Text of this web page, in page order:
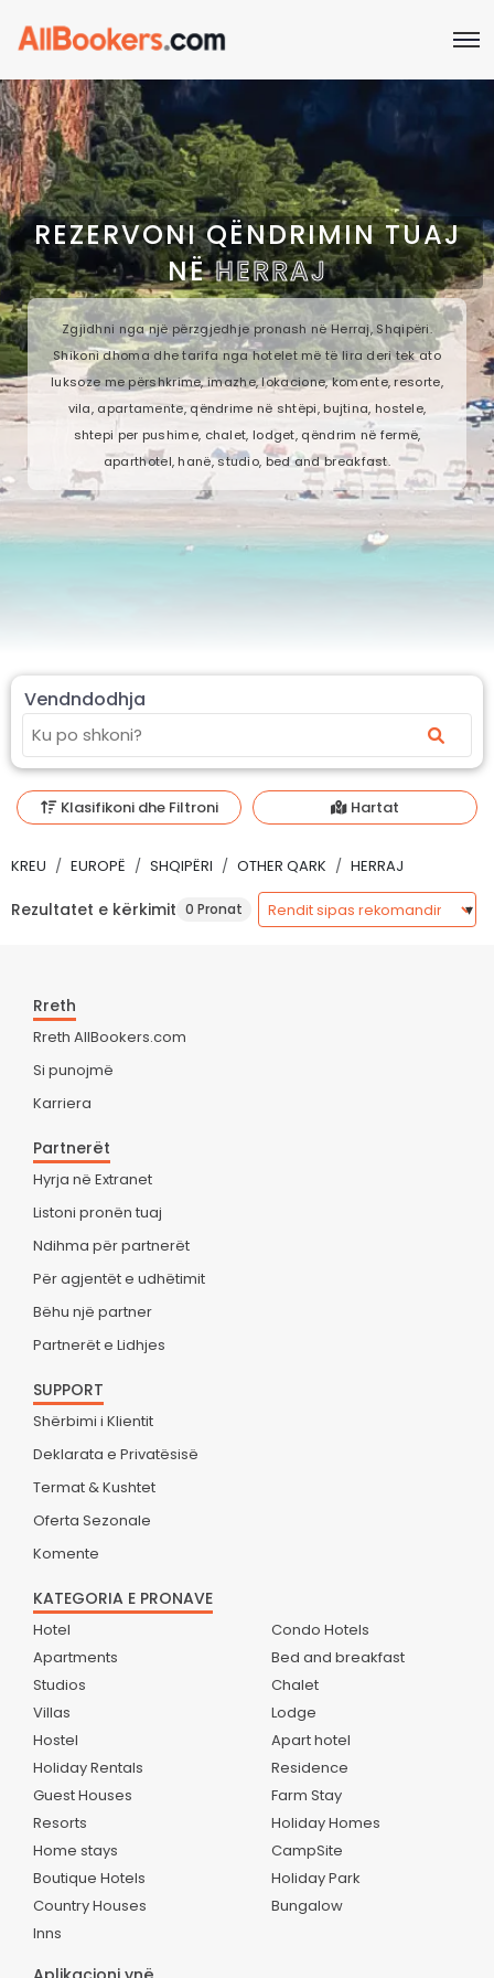
REZERVONI QËNDRIMIN TUAJ
NËHERRAJ
Zgjidhni nga një përzgjedhje pronash në Herraj, Shqipëri.
Shikoni dhoma dhe tarifa nga hotelet më të lira deri tek ato
luksoze me përshkrime, imazhe, lokacione, komente, resorte,
vila, apartamente, qëndrime në shtëpi, bujtina, hostele,
shtepi per pushime, chalet, lodget, qëndrim në fermë,
aparthotel, hanë, studio, bed and breakfast.
Vendndodhja
Klasifikoni dhe Filtroni Hartat
KREU EUROPË SHQIPËRI OTHER QARK HERRAJ
Rezultatet e kërkimit 0 Pronat
Rreth
Rreth AllBookers.com
Si punojmë
Karriera
Partnerët
Hyrja në Extranet
Listoni pronën tuaj
Ndihma për partnerët
Për agjentët e udhëtimit
Bëhu një partner
Partnerët e Lidhjes
SUPPORT
Shërbimi i Klientit
Deklarata e Privatësisë
Termat & Kushtet
Oferta Sezonale
Komente
KATEGORIA E PRONAVE
Hotel
Apartments
Studios
Villas
Hostel
Holiday Rentals
Guest Houses
Resorts
Home stays
Boutique Hotels
Country Houses
Inns
Condo Hotels
Bed and breakfast
Chalet
Lodge
Apart hotel
Residence
Farm Stay
Holiday Homes
CampSite
Holiday Park
Bungalow